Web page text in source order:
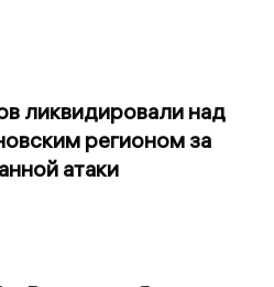
ликвидировали над
регионом за
атаки